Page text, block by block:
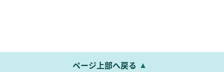
ページ上部へ戻る